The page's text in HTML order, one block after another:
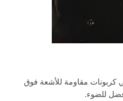
كربونات مقاومة للأشعة فوق
للضوء.